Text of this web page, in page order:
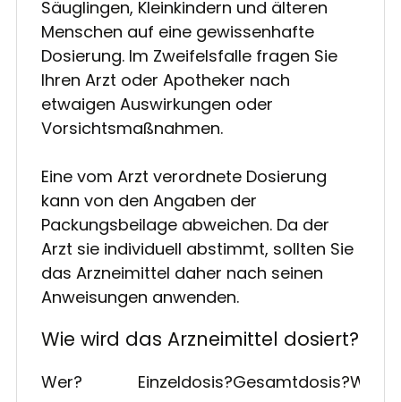
Säuglingen, Kleinkindern und älteren
Menschen auf eine gewissenhafte
Dosierung. Im Zweifelsfalle fragen Sie
Ihren Arzt oder Apotheker nach
etwaigen Auswirkungen oder
Vorsichtsmaßnahmen.
Eine vom Arzt verordnete Dosierung
kann von den Angaben der
Packungsbeilage abweichen. Da der
Arzt sie individuell abstimmt, sollten Sie
das Arzneimittel daher nach seinen
Anweisungen anwenden.
Wie wird das Arzneimittel dosiert?
Wer? Einzeldosis?Gesamtdosis?